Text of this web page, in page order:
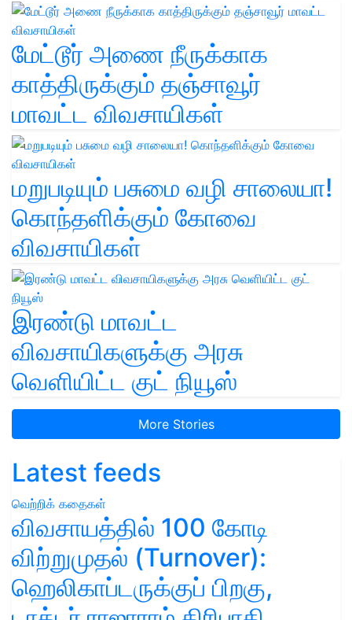
மேட்டூர் அணை நீருக்காக
காத்திருக்கும் தஞ்சாவூர்
மாவட்ட விவசாயிகள்
மறுபடியும் பசுமை வழி சாலையா!
கொந்தளிக்கும் கோவை
விவசாயிகள்
இரண்டு மாவட்ட
விவசாயிகளுக்கு அரசு
வெளியிட்ட குட் நியூஸ்
More Stories
Latest feeds
வெற்றிக் கதைகள்
விவசாயத்தில் 100 கோடி
விற்றுமுதல் (Turnover):
ஹெலிகாப்டருக்குப் பிறகு,